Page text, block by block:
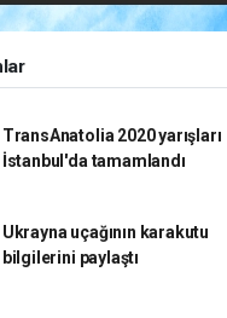
TransAnatolia 2020 yarışları
İstanbul'da tamamlandı
Ukrayna uçağının karakutu
bilgilerini paylaştı